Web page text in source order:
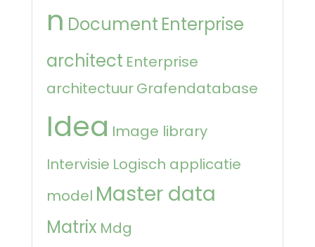
n Document Enterprise
architect Enterprise
architectuurGrafendatabase
Idea Image library
Intervisie Logisch applicatie
model Master data
Matrix Mdg